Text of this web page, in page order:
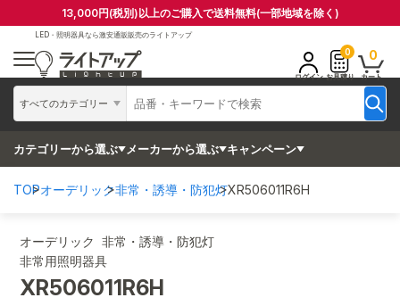
13,000円(税別)以上のご購入で送料無料(一部地域を除く)
LED・照明器具なら激安通販販売のライトアップ
すべてのカテゴリー
ログイン
0
お見積り
0
カート
カテゴリーから選ぶ メーカーから選ぶ キャンペーン
TOPオーデリック非常・誘導・防犯灯XR506011R6H
オーデリック 非常・誘導・防犯灯
非常用照明器具
XR506011R6H